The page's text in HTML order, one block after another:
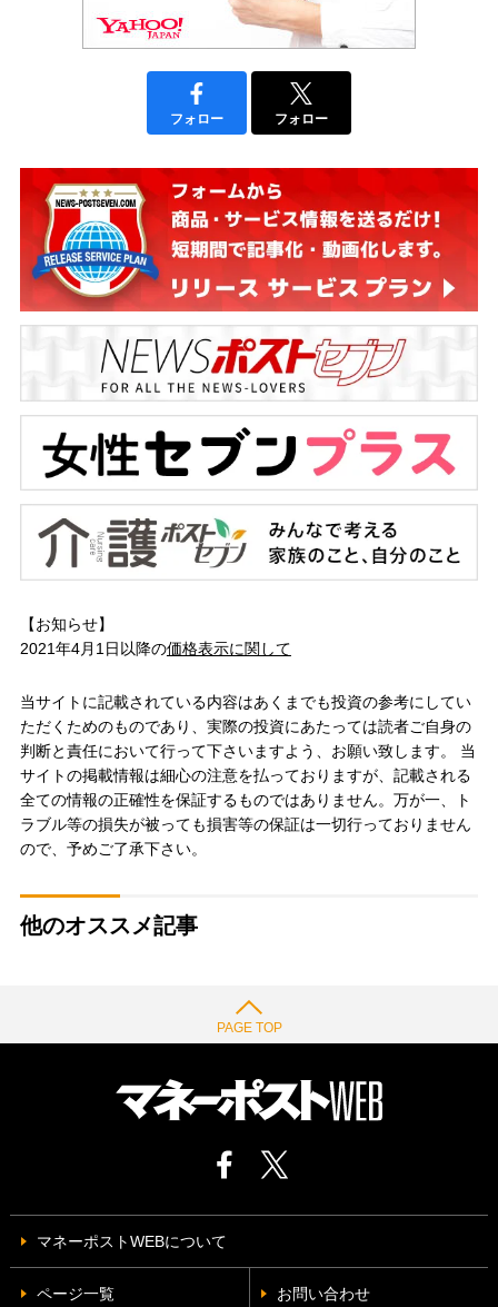
フォロー フォロー
【お知らせ】
2021年4月1日以降の価格表示に関して
当サイトに記載されている内容はあくまでも投資の参考にしてい
ただくためのものであり、実際の投資にあたっては読者ご自身の
判断と責任において行って下さいますよう、お願い致します。 当
サイトの掲載情報は細心の注意を払っておりますが、記載される
全ての情報の正確性を保証するものではありません。万が一、ト
ラブル等の損失が被っても損害等の保証は一切行っておりません
ので、予めご了承下さい。
他のオススメ記事
PAGE TOP
マネーポストWEBについて
ページ一覧 お問い合わせ